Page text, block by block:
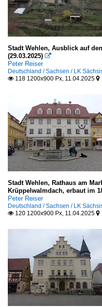
Speziallösungen
Deutschland
Stadt Wehlen, Ausblick auf
(29.03.2025) 
Peter Reiser
Deutschland / Sachsen / LK
 118 1200x900 Px, 11.04.2025 
Stadt Wehlen, Rathaus am
Krüppelwalmdach, erbaut im
Peter Reiser
Deutschland / Sachsen / LK
 120 1200x900 Px, 11.04.2025 